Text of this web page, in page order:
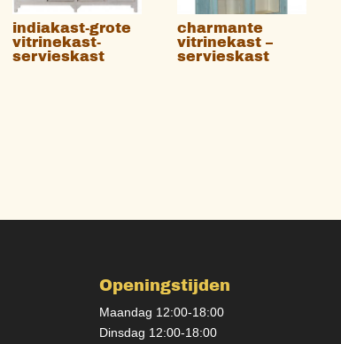
indiakast-grote
vitrinekast-
servieskast
charmante
vitrinekast –
servieskast
Openingstijden
Maandag 12:00-18:00
Dinsdag 12:00-18:00